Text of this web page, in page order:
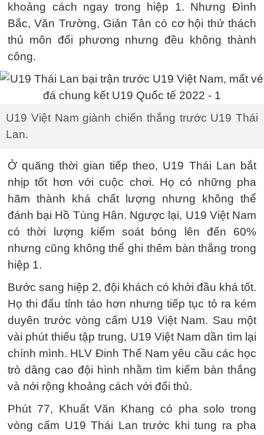
khoảng cách ngay trong hiệp 1. Nhưng Đình
Bắc, Văn Trường, Giản Tân có cơ hội thử thách
thủ môn đối phương nhưng đều không thành
công.
U19 Việt Nam giành chiến thắng trước U19 Thái
Lan.
Ở quãng thời gian tiếp theo, U19 Thái Lan bắt
nhịp tốt hơn với cuộc chơi. Họ có những pha
hãm thành khá chất lượng nhưng không thể
đánh bại Hồ Tùng Hân. Ngược lại, U19 Việt Nam
có thời lượng kiểm soát bóng lên đến 60%
nhưng cũng không thể ghi thêm bàn thắng trong
hiệp 1.
Bước sang hiệp 2, đội khách có khởi đầu khá tốt.
Họ thi đấu tỉnh táo hơn nhưng tiếp tục tỏ ra kém
duyên trước vòng cấm U19 Việt Nam. Sau một
vài phút thiếu tập trung, U19 Việt Nam dần tìm lại
chính mình. HLV Đinh Thế Nam yêu cầu các học
trò dâng cao đội hình nhằm tìm kiếm bàn thắng
và nới rộng khoảng cách với đối thủ.
Phút 77, Khuất Văn Khang có pha solo trong
vòng cấm U19 Thái Lan trước khi tung ra pha